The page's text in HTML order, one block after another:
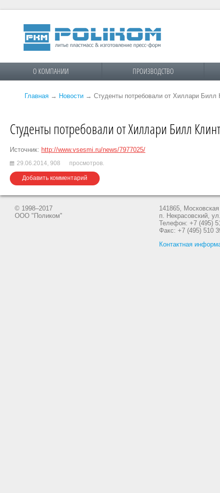
О КОМПАНИИ ПРОИЗВОДСТВО
Главная → Новости → Студенты потребовали от Хиллари Билл
Студенты потребовали от Хиллари Билл
Источник: http://www.vsesmi.ru/news/7977025/
29.06.2014, 908 просмотров.
Добавить комментарий
© 1998–2017
ООО "Поликом"
141865,
п. Некрасовский,
Телефон: +7 (495)
Факс: +7 (495) 510
Контактная